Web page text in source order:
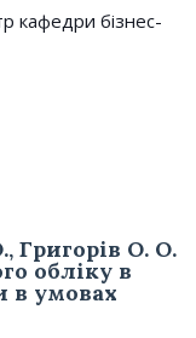
кафедри бізнес-
Григорів О. О.
обліку в
в умовах